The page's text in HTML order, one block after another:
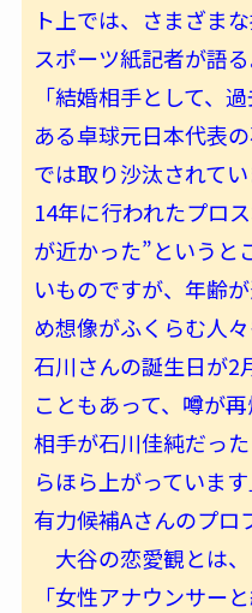
ト上では、さまざま
スポーツ紙記者が語る
「結婚相手として、
ある卓球元日本代表
では取り沙汰されて
14年に行われたプロ
が近かった”というと
いものですが、年齢
め想像がふくらむ人
石川さんの誕生日が2
こともあって、噂が
相手が石川佳純だっ
らほら上がっていま
有力候補Aさんのプロ
大谷の恋愛観とは、
「女性アナウンサー